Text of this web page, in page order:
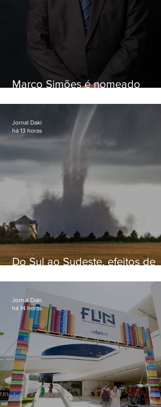
Marco Simões é nomeado
Do Sul ao Sudeste, efeitos de
apreensão na população
Jornal Daki
há 13 horas
Jornal Daki
há 14 horas